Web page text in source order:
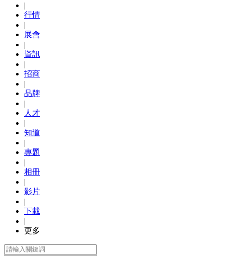
|
行情
|
展會
|
資訊
|
招商
|
品牌
|
人才
|
知道
|
專題
|
相冊
|
影片
|
下載
|
更多